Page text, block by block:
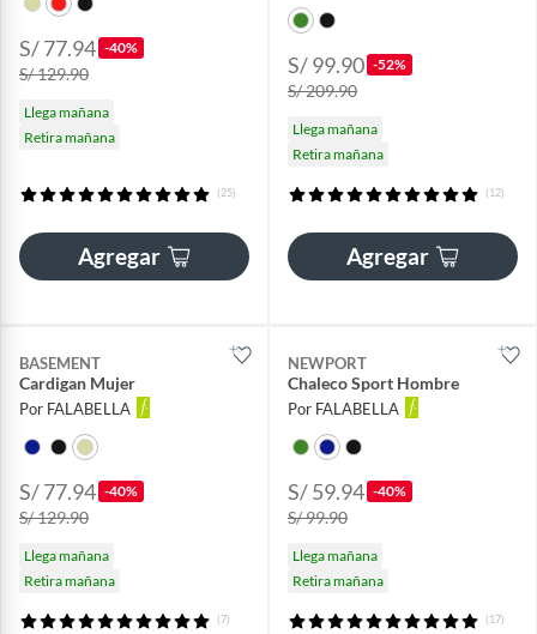
S/ 77.94 -40%
S/ 129.90
Llega mañana
Retira mañana
(25)
Agregar
S/ 99.90 -52%
S/ 209.90
Llega mañana
Retira mañana
(12)
Agregar
BASEMENT
Cardigan Mujer
Por FALABELLA
S/ 77.94 -40%
S/ 129.90
Llega mañana
Retira mañana
(7)
NEWPORT
Chaleco Sport Hombre
Por FALABELLA
S/ 59.94 -40%
S/ 99.90
Llega mañana
Retira mañana
(17)